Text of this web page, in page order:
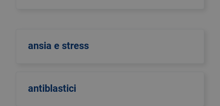
ansia e stress
antiblastici